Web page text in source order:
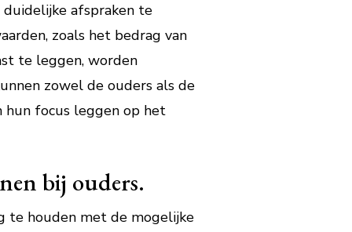
afspraken te
zoals het bedrag van
te leggen, worden
zowel de ouders als de
focus leggen op het
bij ouders.
te houden met de mogelijke